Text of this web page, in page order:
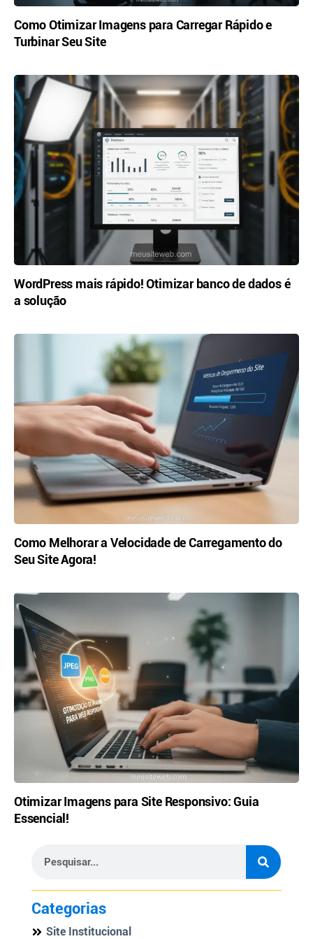
Como Otimizar Imagens para Carregar Rápido e
Turbinar Seu Site
WordPress mais rápido! Otimizar banco de dados é
a solução
Como Melhorar a Velocidade de Carregamento do
Seu Site Agora!
Otimizar Imagens para Site Responsivo: Guia
Essencial!
Categorias
Site Institucional